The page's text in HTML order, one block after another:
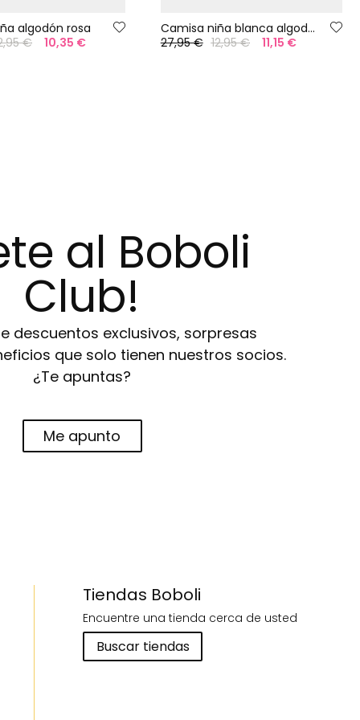
algodón rosa
€
10,35 €
Camisa niña blanca algodón
27,95 € 12,95 € 11,15 €
al Boboli
Club!
descuentos exclusivos, sorpresas
que solo tienen nuestros socios.
¿Te apuntas?
Me apunto
Tiendas Boboli
Encuentre una tienda cerca de usted
Buscar tiendas